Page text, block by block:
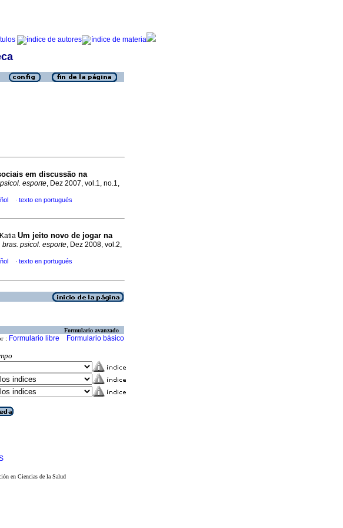
em discussão na
esporte, Dez 2007, vol.1, no.1,
· texto en portugués
Um jeito novo de jogar na
bras. psicol. esporte, Dez 2008, vol.2,
· texto en portugués
Formulario avanzado
: Formulario libre Formulario básico
en Ciencias de la Salud